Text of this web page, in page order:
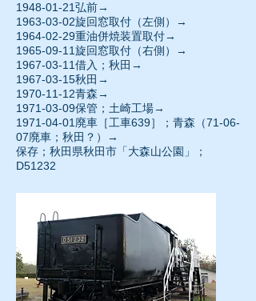
1948-01-21弘前→
1963-03-02旋回窓取付（左側）→
1964-02-29重油併焼装置取付→
1965-09-11旋回窓取付（右側）→
1967-03-11借入；秋田→
1967-03-15秋田→
1970-11-12青森→
1971-03-09保管；土崎工場→
1971-04-01廃車［工車639］；青森（71-06-
07廃車；秋田？）→
保存；秋田県秋田市「大森山公園」；
D51232